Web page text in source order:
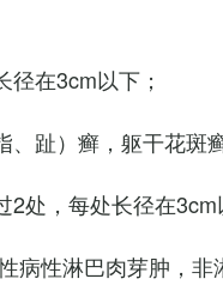
径在3cm以下；
、趾）癣，躯干花斑
处，每处长径在3cm
病性淋巴肉芽肿，